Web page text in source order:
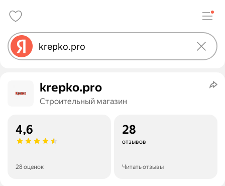
krepko.pro
Строительный магазин
4,6
28 оценок
28
отзывов
Читать отзывы